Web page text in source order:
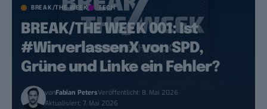
BREAK/THE WEEK TECH
BREAK/THE WEEK 001: Ist
#WirverlassenX von SPD,
Grüne und Linke ein Fehler?
vonFabian PetersVeröffentlicht: 8. Mai 2026
Aktualisiert: 7. Mai 2026